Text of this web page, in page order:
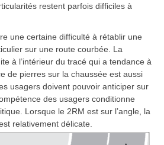
restent parfois difficiles à
une certaine difficulté à rétablir une
sur une route courbée. La
à l’intérieur du tracé qui a tendance à
de pierres sur la chaussée est aussi
usagers doivent pouvoir anticiper sur
des usagers conditionne
Lorsque le 2RM est sur l’angle, la
relativement délicate.